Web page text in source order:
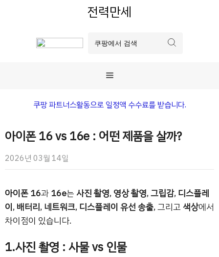
전력만세
메
뉴
쿠팡 파트너스활동으로 일정액 수수료를 받습니다.
아이폰 16 vs 16e : 어떤 제품을 살까?
2026년 03월 14일
아이폰 16과16e는사진 촬영,영상 촬영,그립감,디스플레
이,배터리,네트워크,디스플레이 유선 송출, 그리고색상에서
차이점이 있습니다.
1.사진 촬영 : 사물 vs 인물